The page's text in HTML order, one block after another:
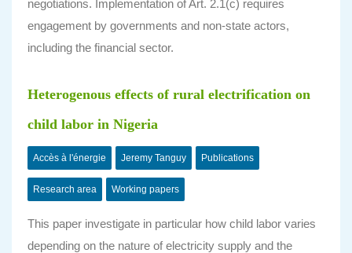
negotiations. Implementation of Art. 2.1(c) requires
engagement by governments and non-state actors,
including the financial sector.
Heterogenous effects of rural electrification on
child labor in Nigeria
Accès à l'énergie Jeremy Tanguy Publications
Research area Working papers
This paper investigate in particular how child labor varies
depending on the nature of electricity supply and the